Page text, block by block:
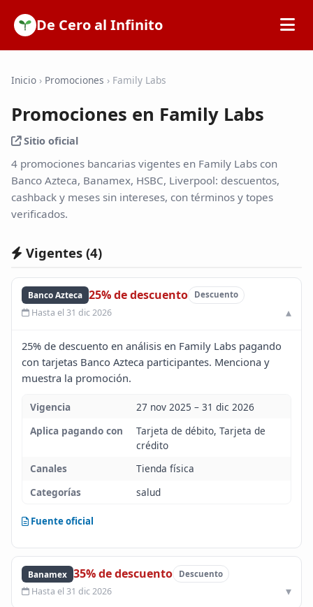
De Cero al Infinito
SOFIPOs
Calculadoras
Tarjetas de Crédito
Promociones
Infinito
Inicio › Promociones › Family Labs
Promociones en Family Labs
Sitio oficial
4 promociones bancarias vigentes en Family Labs con
Banco Azteca, Banamex, HSBC, Liverpool: descuentos,
cashback y meses sin intereses, con términos y topes
verificados.
Vigentes (4)
Banco Azteca 25% de descuento Descuento
Hasta el 31 dic 2026
25% de descuento en análisis en Family Labs pagando
con tarjetas Banco Azteca participantes. Menciona y
muestra la promoción.
Vigencia
27 nov 2025 – 31 dic 2026
Aplica pagando con
Tarjeta de débito, Tarjeta de
crédito
Canales
Tienda física
Categorías
salud
Fuente oficial
Banamex 35% de descuento Descuento
Hasta el 31 dic 2026